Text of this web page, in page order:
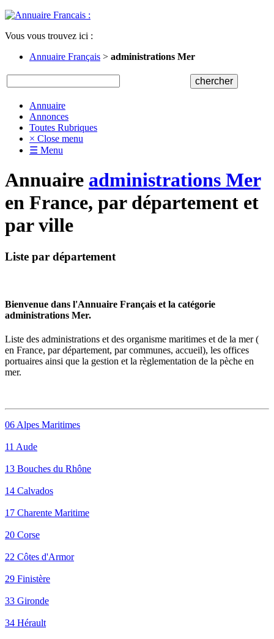
Vous vous trouvez ici :
Annuaire Français > administrations Mer
Annuaire
Annonces
Toutes Rubriques
× Close menu
☰ Menu
Annuaire administrations Mer
en France, par département et
par ville
Liste par département
Bienvenue dans l'Annuaire Français et la catégorie
administrations Mer.
Liste des administrations et des organisme maritimes et de la mer (
en France, par département, par communes, accueil), les offices
portuaires ainsi que la gestion et la règlementation de la pèche en
mer.
06 Alpes Maritimes
11 Aude
13 Bouches du Rhône
14 Calvados
17 Charente Maritime
20 Corse
22 Côtes d'Armor
29 Finistère
33 Gironde
34 Hérault